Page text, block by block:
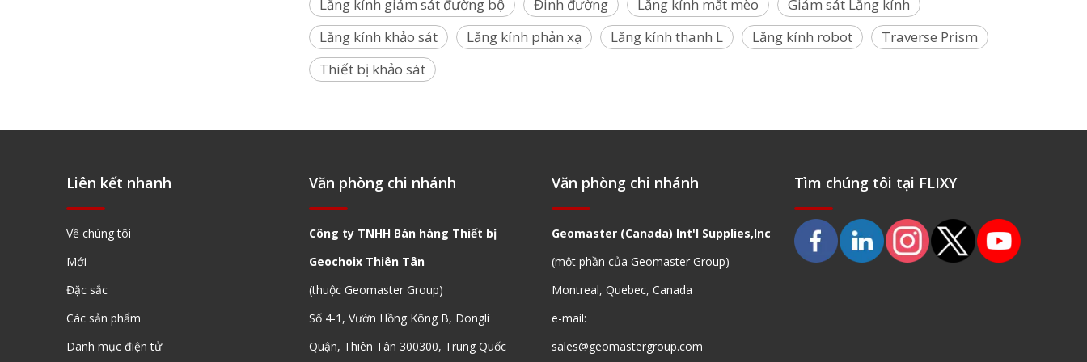
Chân máy thang máy của nhà thầu (3,6m)
Lăng kính giám sát đường bộ Đinh đường Lăng kính mắt mèo
Giám sát Lăng kính
Lăng kính khảo sát
Lăng kính phản xạ Lăng kính thanh L Lăng kính robot
Traverse Prism
Thiết bị khảo sát
Liên kết nhanh
Về chúng tôi
Mới
Đặc sắc
Các sản phẩm
Danh mục điện tử
Văn phòng chi nhánh
Công ty TNHH Bán hàng Thiết bị
Geochoix Thiên Tân
(thuộc Geomaster Group)
Số 4-1, Vườn Hồng Kông B, Dongli
Quận, Thiên Tân 300300, Trung Quốc
Văn phòng chi nhánh
Geomaster (Canada) Int'l Supplies,Inc
(một phần của Geomaster Group)
Montreal, Quebec, Canada
e-mail:
sales@geomastergroup.com
Tìm chúng tôi tại FLIXY